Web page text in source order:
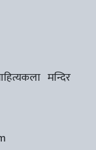
मन्दिर